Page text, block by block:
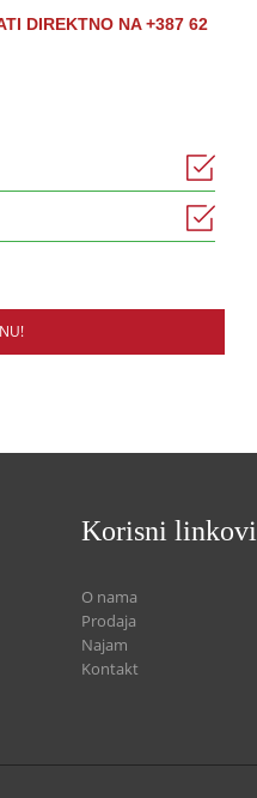
DIREKTNO NA +387 62
Korisni linkovi
O nama
Prodaja
Najam
Kontakt